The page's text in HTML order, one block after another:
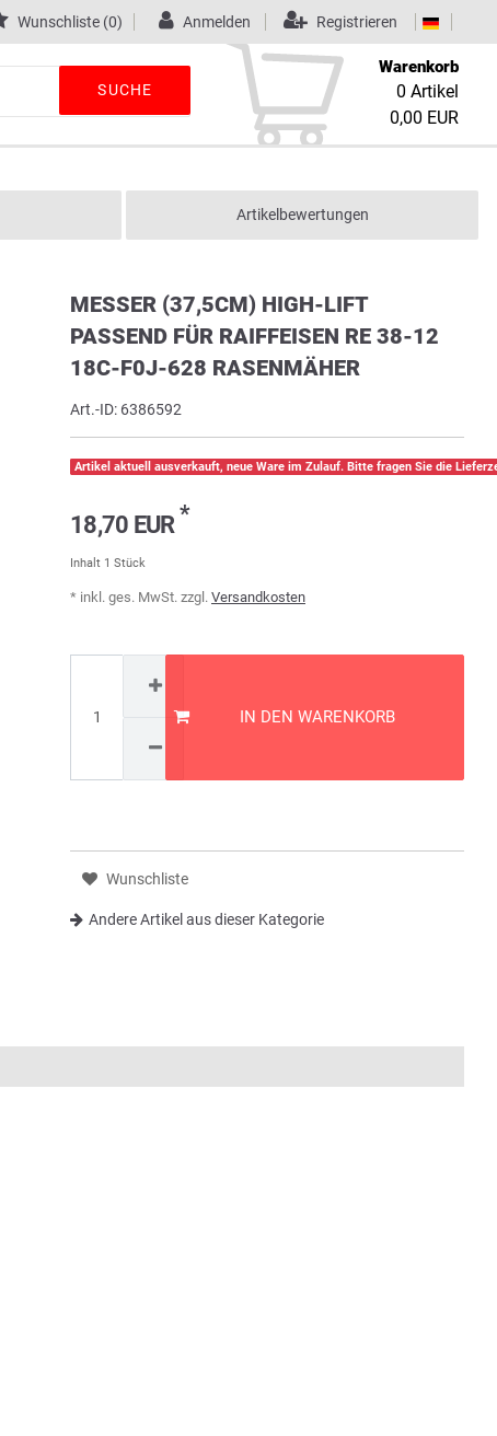
Wunschliste (0) Anmelden Registrieren
SUCHE
Warenkorb
0 Artikel
0,00 EUR
Artikelbewertungen
MESSER (37,5CM) HIGH-LIFT
PASSEND FÜR RAIFFEISEN RE 38-12
18C-F0J-628 RASENMÄHER
Art.-ID: 6386592
Artikel aktuell ausverkauft, neue Ware im Zulauf. Bitte fragen Sie die
18,70 EUR *
Inhalt 1 Stück
* inkl. ges. MwSt. zzgl. Versandkosten
IN DEN WARENKORB
Wunschliste
Andere Artikel aus dieser Kategorie